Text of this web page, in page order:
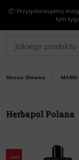
📦 Przygotowujemy
tym
Strona Główna MARKI
Herbapol Polana
-24%